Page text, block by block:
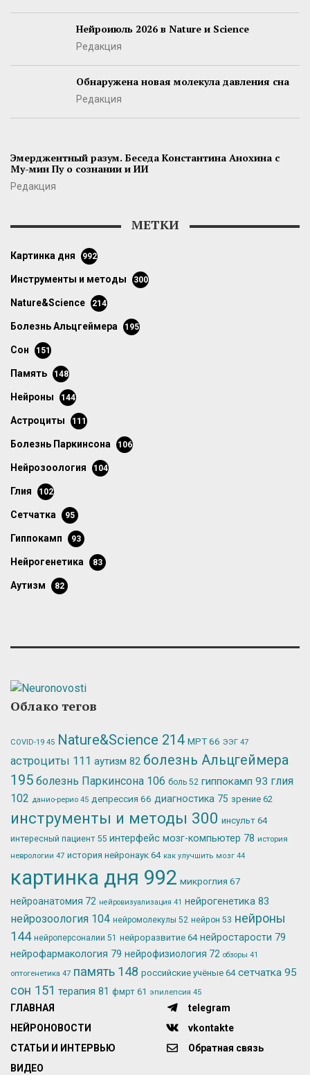
Нейроиюль 2026 в Nature и Science
Редакция
Обнаружена новая молекула давления сна
Редакция
Эмерджентный разум. Беседа Константина Анохина с
Му-мин Пу о сознании и ИИ
Редакция
МЕТКИ
картинка дня 992
инструменты и методы 300
Nature&Science 214
болезнь Альцгеймера 195
сон 151
память 148
нейроны 144
астроциты 111
болезнь Паркинсона 106
нейрозоология 104
глия 102
сетчатка 95
гиппокамп 93
нейрогенетика 83
аутизм 82
Облако тегов
COVID-19 45 Nature&Science 214 МРТ66 ЭЭГ 47
астроциты 111 аутизм 82 болезнь Альцгеймера
195 болезнь Паркинсона 106 боль 52 гиппокамп 93 глия
102 данио-рерио 45 депрессия 66 диагностика 75 зрение 62
инструменты и методы 300 инсульт 64
интересный пациент 55 интерфейс мозг-компьютер 78 история
неврологии 47 история нейронаук 64 как улучшить мозг 44
картинка дня 992 микроглия 67
нейроанатомия 72 нейровизуализация 41 нейрогенетика 83
нейрозоология 104 нейромолекулы 52 нейрон 53 нейроны
144 нейроперсоналии 51 нейроразвитие 64 нейростарости 79
нейрофармакология 79 нейрофизиология 72 обзоры 41
оптогенетика 47 память 148 российские учёные 64 сетчатка 95
сон 151 терапия 81 фмрт 61 эпилепсия 45
ГЛАВНАЯ
НЕЙРОНОВОСТИ
СТАТЬИ И ИНТЕРВЬЮ
ВИДЕО
telegram
vkontakte
Обратная связь